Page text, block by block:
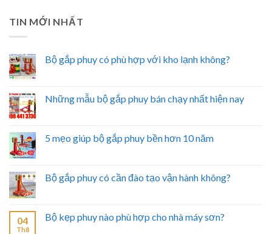
TIN MỚI NHẤT
Bộ gắp phuy có phù hợp với kho lạnh không?
Những mẫu bộ gắp phuy bán chạy nhất hiện nay
5 mẹo giúp bộ gắp phuy bền hơn 10 năm
Bộ gắp phuy có cần đào tạo vận hành không?
04
Th8
Bộ kẹp phuy nào phù hợp cho nhà máy sơn?